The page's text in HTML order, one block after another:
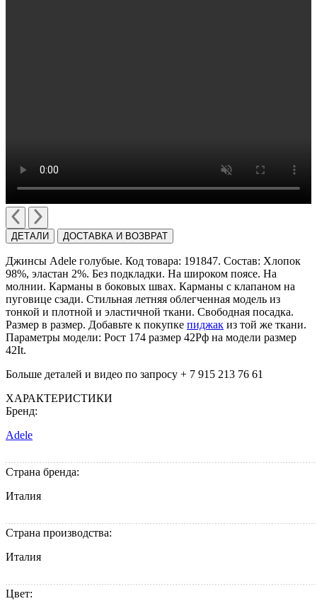
ДЕТАЛИ ДОСТАВКА И ВОЗВРАТ
Джинcы Adele голубые. Код товара: 191847. Состав: Хлопок
98%, эластан 2%. Без подкладки. На ширoком поясе. На
молнии. Карманы в боковых швах. Карманы с клапаном на
пуговице сзади. Стильная летняя облегченная модель из
тонкой и плотной и эластичной ткани. Свободная посадка.
Размер в размер. Добавьте к покупке пиджак из той же ткани.
Параметры модели: Рост 174 размер 42Рф на модели размер
42It.
Больше деталей и видео по запросу + 7 915 213 76 61
ХАРАКТЕРИСТИКИ
Бренд:
Adele
Страна бренда:
Италия
Страна производства:
Италия
Цвет: